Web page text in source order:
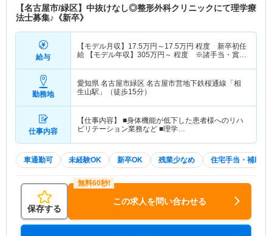
【名古屋市/緑区】中抜けなし◎整形外科クリニックにて理学療
法士募集♪《新卒》
給与
【モデル月収】 17.5万円～ 17.5万円 程度 新卒初任
給 【モデル年収】 305万円～ 程度 ※諸手当・賞与
勤務地
愛知県 名古屋市緑区 名古屋市営地下鉄桜通線「相
生山駅」（徒歩15分）
仕事内容
【仕事内容】 ■身体機能が低下した患者様へのリハ
ビリテーション業務など ■理学…
車通勤可 未経験OK 新卒OK 残業少なめ 住宅手当・補助
保存する
この求人を問い合わせる